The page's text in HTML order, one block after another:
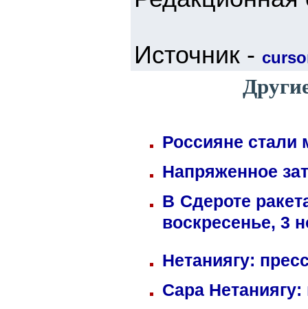
Источник -
Россияне стали
Напряженное
В Сдероте
воскресенье, 3
Нетаниягу:
Сара